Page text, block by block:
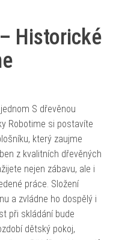
Historické
S dřevěnou
Robotime si postavíte
který zaujme
z kvalitních dřevěných
nejen zábavu, ale i
práce. Složení
a zvládne ho dospělý i
při skládání bude
dětský pokoj,